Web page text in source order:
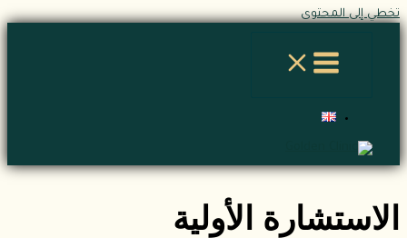
تخطي إلى المحتوى
الاستشارة الأولية